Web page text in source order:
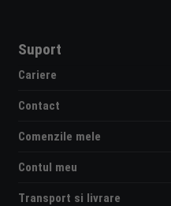
Suport
Cariere
Contact
Comenzile mele
Contul meu
Transport si livrare